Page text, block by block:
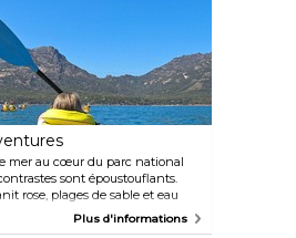
fonction de l'activité du cycle
météorologiques, avec un
de 100 à 125 oiseaux entre
Vous pouvez vous attendre à
près d'un pingouin lors de
mer au cœur du parc national
sont époustouflants.
rose, plages de sable et eau
Plus d'informations